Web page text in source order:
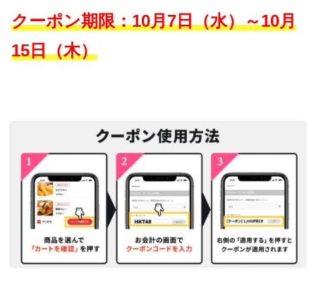
クーポン期限：10月7日（水）～10月
15日（木）